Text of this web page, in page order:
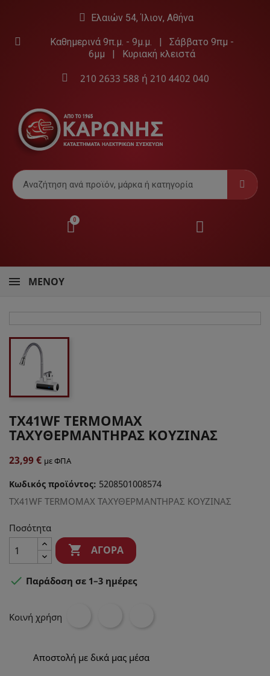
Ελαιών 54, Ίλιον, Αθήνα
Καθημερινά 9π.μ. - 9μ.μ. | Σάββατο 9πμ -
6μμ | Κυριακή κλειστά
210 2633 588 ή 210 4402 040
ΜΕΝΟΎ
TX41WF TERMOMAX
ΤΑΧΥΘΕΡΜΑΝΤΗΡΑΣ ΚΟΥΖΙΝΑΣ
23,99 € με ΦΠΑ
Κωδικός προϊόντος: 5208501008574
TX41WF TERMOMAX ΤΑΧΥΘΕΡΜΑΝΤΗΡΑΣ ΚΟΥΖΙΝΑΣ
Ποσότητα
 ΑΓΟΡΆ
 Παράδοση σε 1–3 ημέρες
Κοινή χρήση
Αποστολή με δικά μας μέσα